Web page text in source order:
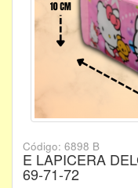
Código: 6898 B
E LAPICERA
69-71-72